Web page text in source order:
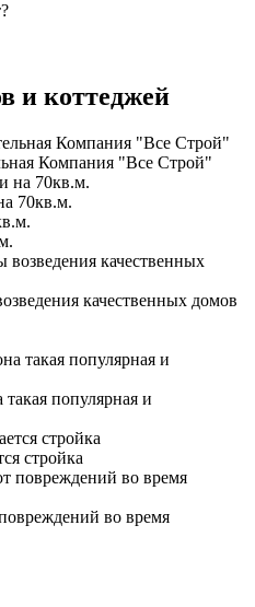
и коттеджей
Компания "Все Строй"
70кв.м.
качественных домов
популярная и
стройка
во время